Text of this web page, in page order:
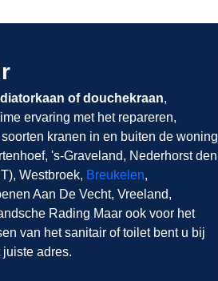
of douchekraan,
ervaring met het repareren,
kranen in en buiten de woning
's-Graveland, Nederhorst den
Westbroek, Breukelen,
Aan De Vecht, Vreeland,
Rading Maar ook voor het
van het sanitair of toilet bent u bij
adres.